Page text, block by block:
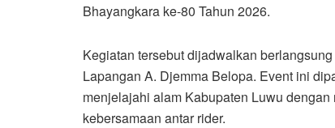
Bhayangkara ke-80 Tahun 2026.
Kegiatan tersebut dijadwalkan
Lapangan A. Djemma Belopa. Event ini
menjelajahi alam Kabupaten Luwu
kebersamaan antar rider.